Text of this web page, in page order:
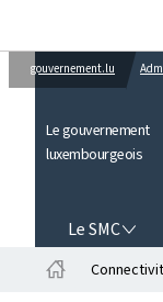
gouvernement.lu
Le gouvernement
luxembourgeois
Le SMC